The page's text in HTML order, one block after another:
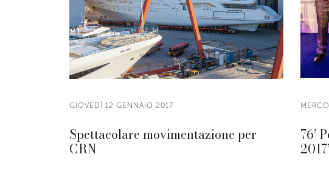
GIOVEDÌ 12 GENNAIO 2017
Spettacolare movimentazione per
CRN
76’